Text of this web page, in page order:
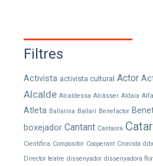
Filtres
Activista activista cultural Actor
Alcalde Alcaldessa Alcàsser Aldaia
Atleta Ballarina Ballarí Benefactor
boxejador Cantant Cantaora
Científica Compositor Cooperant Cronista
Director teatre dissenyador dissenyadora